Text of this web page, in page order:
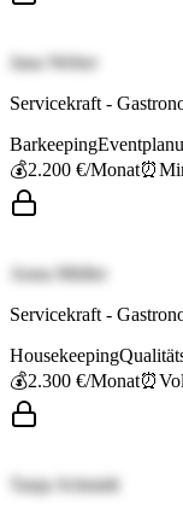
Jana Weber
Servicekraft -
Barkeeping
💰2.200 €/Monat⏰
Anna Müller
Servicekraft -
Housekeeping
💰2.300 €/Monat⏰
Tanja Schmidt